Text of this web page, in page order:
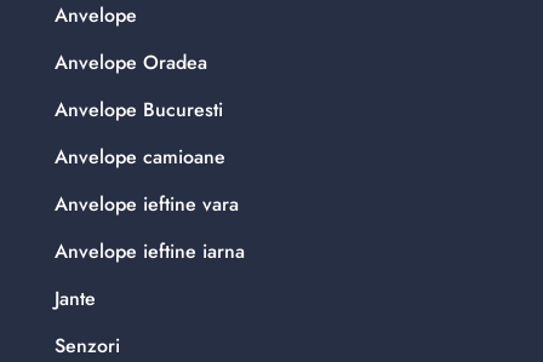
Anvelope
Anvelope Oradea
Anvelope Bucuresti
Anvelope camioane
Anvelope ieftine vara
Anvelope ieftine iarna
Jante
Senzori